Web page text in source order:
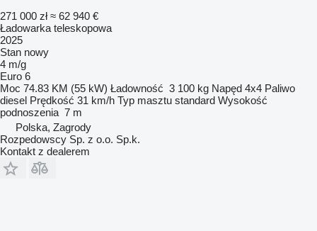
271 000 zł ≈ 62 940 €
Ładowarka teleskopowa
2025
Stan nowy
4 m/g
Euro 6
Moc 74.83 KM (55 kW) Ładowność 3 100 kg Napęd 4x4 Paliwo
diesel Prędkość 31 km/h Typ masztu standard Wysokość
podnoszenia 7 m
Polska, Zagrody
Rozpedowscy Sp. z o.o. Sp.k.
Kontakt z dealerem